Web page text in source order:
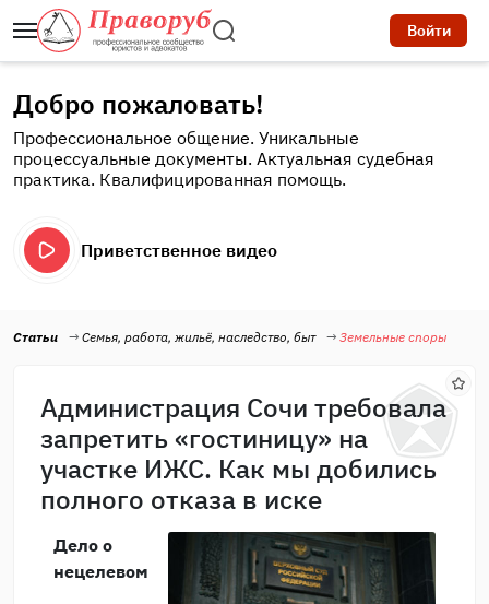
Войти
Добро пожаловать!
Профессиональное общение. Уникальные
процессуальные документы. Актуальная судебная
практика. Квалифицированная помощь.
Приветственное видео
Статьи Семья, работа, жильё, наследство, быт Земельные споры
Администрация Сочи требовала
запретить «гостиницу» на
участке ИЖС. Как мы добились
полного отказа в иске
Дело о
нецелевом